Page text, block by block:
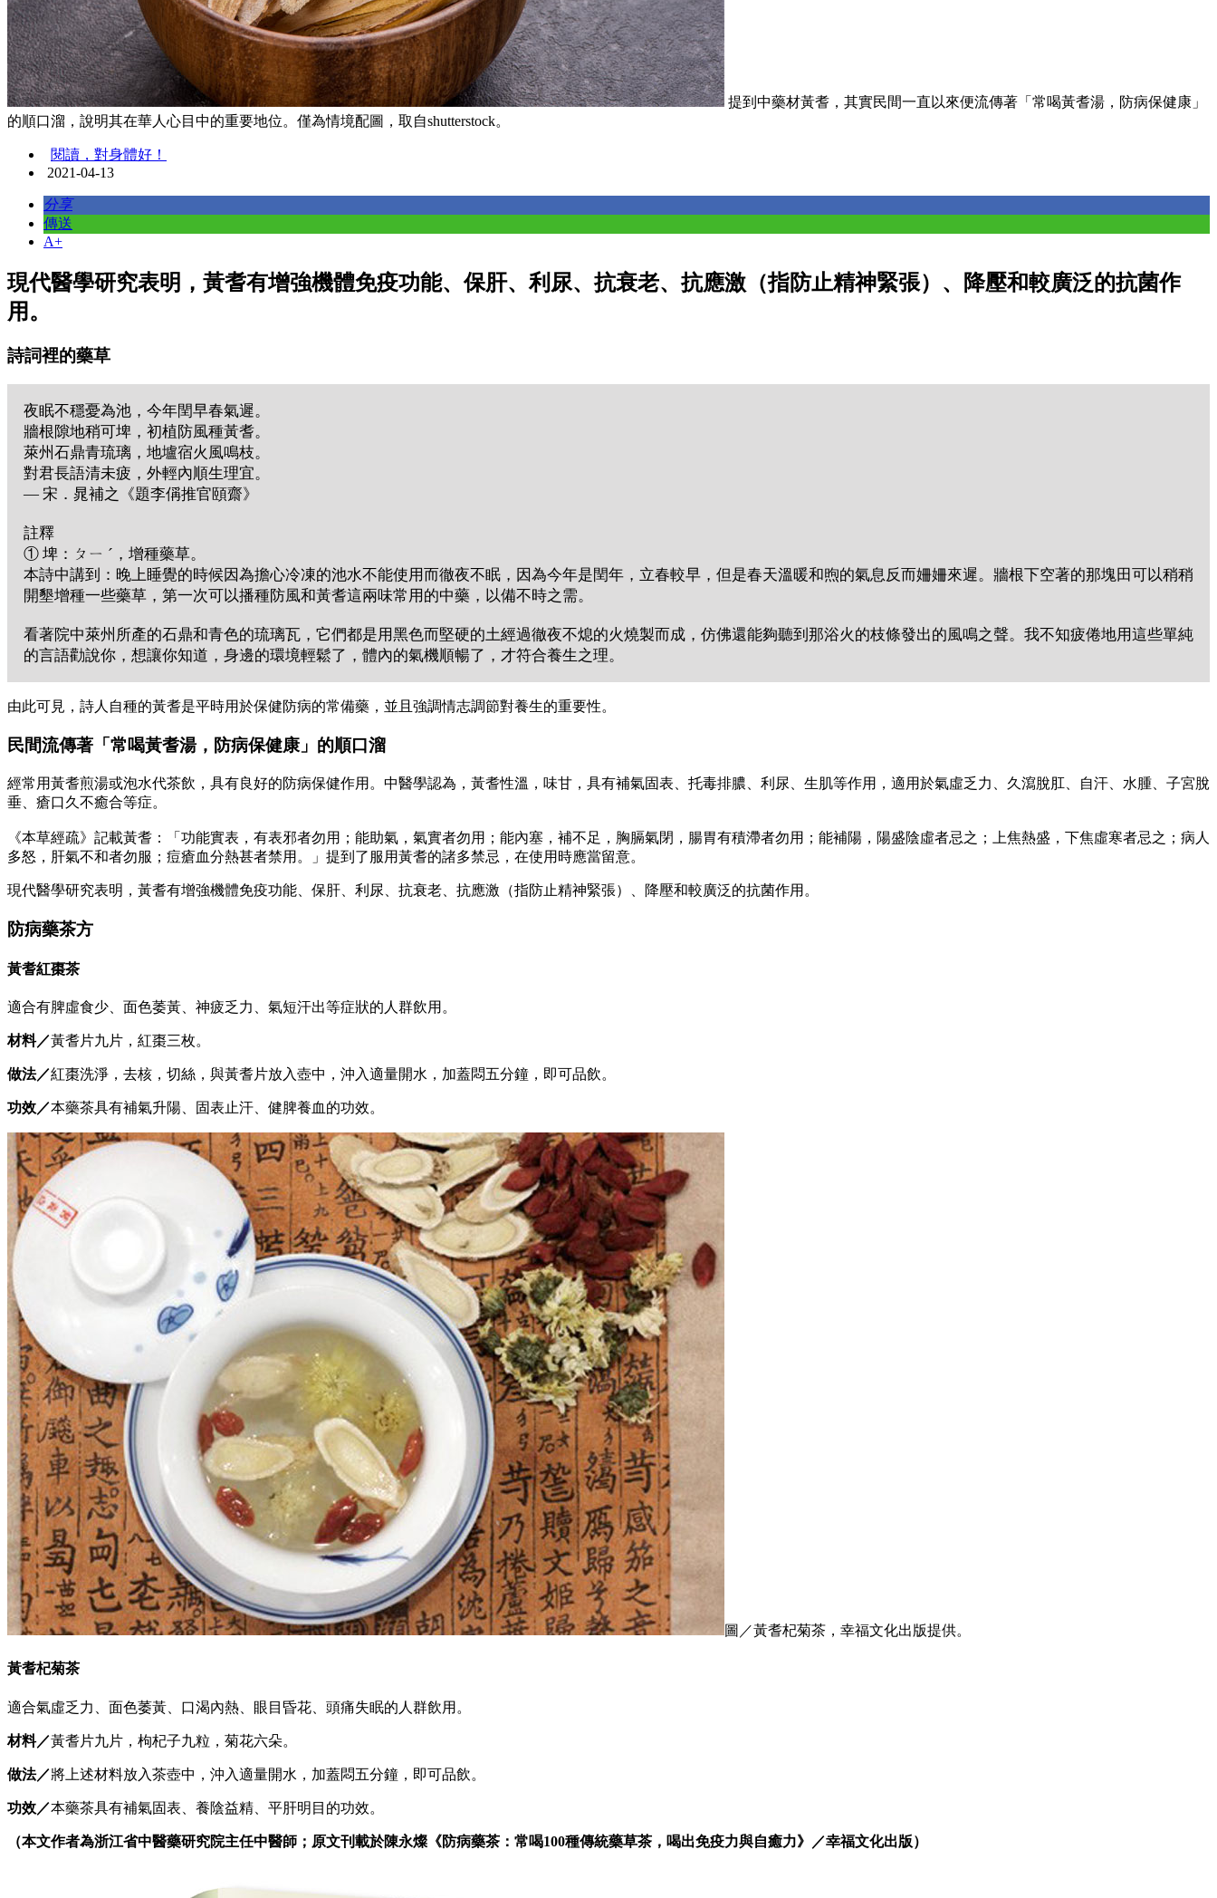
提到中藥材黃耆，其實民間一直以來便流傳著「常喝黃耆湯，防病保健康」
的順口溜，說明其在華人心目中的重要地位。僅為情境配圖，取自shutterstock。
閱讀，對身體好！
2021-04-13
分享
傳送
A+
現代醫學研究表明，黃耆有增強機體免疫功能、保肝、利尿、抗衰老、抗應激（指防止精神緊張）、降壓和較廣泛的抗菌作
用。
詩詞裡的藥草
夜眠不穩憂為池，今年閏早春氣遲。
牆根隙地稍可埤，初植防風種黃耆。
萊州石鼎青琉璃，地壚宿火風鳴枝。
對君長語清未疲，外輕內順生理宜。
— 宋．晁補之《題李偁推官頤齋》
註釋
① 埤：ㄆㄧ ˊ，增種藥草。
本詩中講到：晚上睡覺的時候因為擔心冷凍的池水不能使用而徹夜不眠，因為今年是閏年，立春較早，但是春天溫暖和煦的氣息反而姍姍來遲。牆根下空著的那塊田可以稍稍
開墾增種一些藥草，第一次可以播種防風和黃耆這兩味常用的中藥，以備不時之需。
看著院中萊州所產的石鼎和青色的琉璃瓦，它們都是用黑色而堅硬的土經過徹夜不熄的火燒製而成，仿佛還能夠聽到那浴火的枝條發出的風鳴之聲。我不知疲倦地用這些單純
的言語勸說你，想讓你知道，身邊的環境輕鬆了，體內的氣機順暢了，才符合養生之理。
由此可見，詩人自種的黃耆是平時用於保健防病的常備藥，並且強調情志調節對養生的重要性。
民間流傳著「常喝黃耆湯，防病保健康」的順口溜
經常用黃耆煎湯或泡水代茶飲，具有良好的防病保健作用。中醫學認為，黃耆性溫，味甘，具有補氣固表、托毒排膿、利尿、生肌等作用，適用於氣虛乏力、久瀉脫肛、自汗、水腫、子宮脫
垂、瘡口久不癒合等症。
《本草經疏》記載黃耆：「功能實表，有表邪者勿用；能助氣，氣實者勿用；能內塞，補不足，胸膈氣閉，腸胃有積滯者勿用；能補陽，陽盛陰虛者忌之；上焦熱盛，下焦虛寒者忌之；病人
多怒，肝氣不和者勿服；痘瘡血分熱甚者禁用。」提到了服用黃耆的諸多禁忌，在使用時應當留意。
現代醫學研究表明，黃耆有增強機體免疫功能、保肝、利尿、抗衰老、抗應激（指防止精神緊張）、降壓和較廣泛的抗菌作用。
防病藥茶方
黃耆紅棗茶
適合有脾虛食少、面色萎黃、神疲乏力、氣短汗出等症狀的人群飲用。
材料／黃耆片九片，紅棗三枚。
做法／紅棗洗淨，去核，切絲，與黃耆片放入壺中，沖入適量開水，加蓋悶五分鐘，即可品飲。
功效／本藥茶具有補氣升陽、固表止汗、健脾養血的功效。
圖／黃耆杞菊茶，幸福文化出版提供。
黃耆杞菊茶
適合氣虛乏力、面色萎黃、口渴內熱、眼目昏花、頭痛失眠的人群飲用。
材料／黃耆片九片，枸杞子九粒，菊花六朵。
做法／將上述材料放入茶壺中，沖入適量開水，加蓋悶五分鐘，即可品飲。
功效／本藥茶具有補氣固表、養陰益精、平肝明目的功效。
（本文作者為浙江省中醫藥研究院主任中醫師；原文刊載於陳永燦《防病藥茶：常喝100種傳統藥草茶，喝出免疫力與自癒力》／幸福文化出版）